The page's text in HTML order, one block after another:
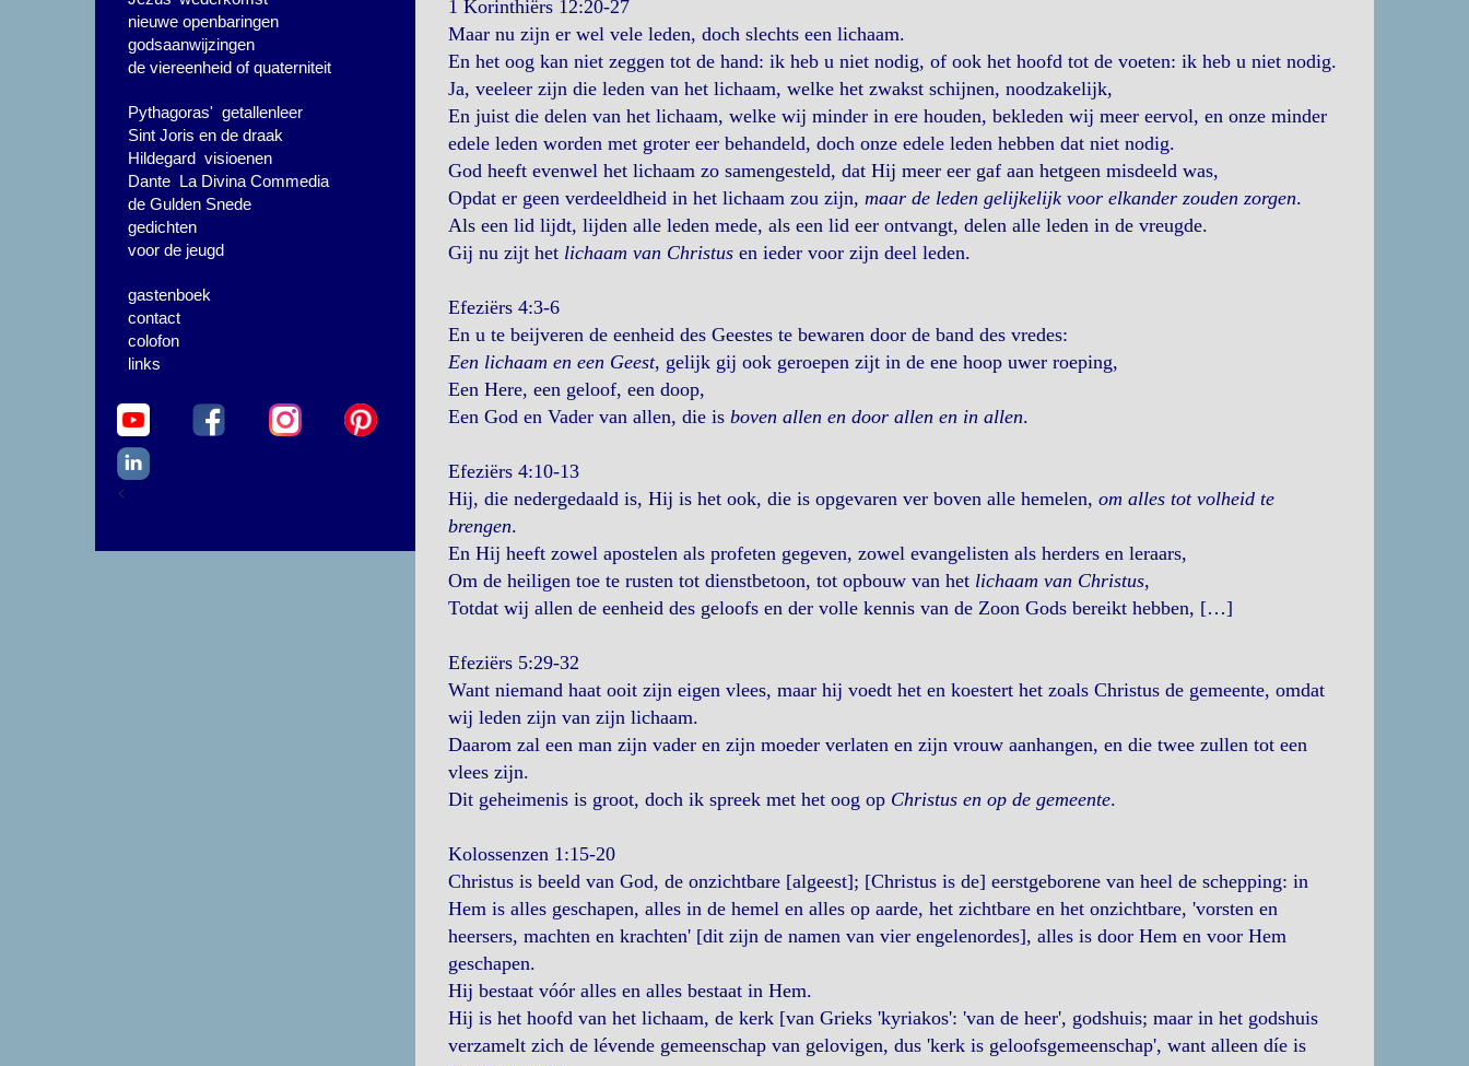
nieuwe openbaringen
godsaanwijzingen
de viereenheid of quaterniteit
Pythagoras' getallenleer
Sint Joris en de draak
Hildegard visioenen
Dante La Divina Commedia
de Gulden Snede
gedichten
voor de jeugd
gastenboek
contact
colofon
links
<
1 Korinthiërs 12:20-27
Maar nu zijn er wel vele leden, doch slechts een lichaam.
En het oog kan niet zeggen tot de hand: ik heb u niet nodig, of ook het hoofd tot de voeten: ik heb u niet nodig.
Ja, veeleer zijn die leden van het lichaam, welke het zwakst schijnen, noodzakelijk,
En juist die delen van het lichaam, welke wij minder in ere houden, bekleden wij meer eervol, en onze minder
edele leden worden met groter eer behandeld, doch onze edele leden hebben dat niet nodig.
God heeft evenwel het lichaam zo samengesteld, dat Hij meer eer gaf aan hetgeen misdeeld was,
Opdat er geen verdeeldheid in het lichaam zou zijn, maar de leden gelijkelijk voor elkander zouden zorgen.
Als een lid lijdt, lijden alle leden mede, als een lid eer ontvangt, delen alle leden in de vreugde.
Gij nu zijt het lichaam van Christusen ieder voor zijn deel leden.
Efeziërs 4:3-6
En u te beijveren de eenheid des Geestes te bewaren door de band des vredes:
Een lichaam en een Geest, gelijk gij ook geroepen zijt in de ene hoop uwer roeping,
Een Here, een geloof, een doop,
Een God en Vader van allen, die is boven allen en door allen en in allen.
Efeziërs 4:10-13
Hij, die nedergedaald is, Hij is het ook, die is opgevaren ver boven alle hemelen, om alles tot volheid te
brengen.
En Hij heeft zowel apostelen als profeten gegeven, zowel evangelisten als herders en leraars,
Om de heiligen toe te rusten tot dienstbetoon, tot opbouw van het lichaam van Christus,
Totdat wij allen de eenheid des geloofs en der volle kennis van de Zoon Gods bereikt hebben, […]
Efeziërs 5:29-32
Want niemand haat ooit zijn eigen vlees, maar hij voedt het en koestert het zoals Christus de gemeente, omdat
wij leden zijn van zijn lichaam.
Daarom zal een man zijn vader en zijn moeder verlaten en zijn vrouw aanhangen, en die twee zullen tot een
vlees zijn.
Dit geheimenis is groot, doch ik spreek met het oog op Christus en op de gemeente.
Kolossenzen 1:15-20
Christus is beeld van God, de onzichtbare [algeest]; [Christus is de] eerstgeborene van heel de schepping: in
Hem is alles geschapen, alles in de hemel en alles op aarde, het zichtbare en het onzichtbare, 'vorsten en
heersers, machten en krachten' [dit zijn de namen van vier engelenordes], alles is door Hem en voor Hem
geschapen.
Hij bestaat vóór alles en alles bestaat in Hem.
Hij is het hoofd van het lichaam, de kerk [van Grieks 'kyriakos': 'van de heer', godshuis; maar in het godshuis
verzamelt zich de lévende gemeenschap van gelovigen, dus 'kerk is geloofsgemeenschap', want alleen díe is